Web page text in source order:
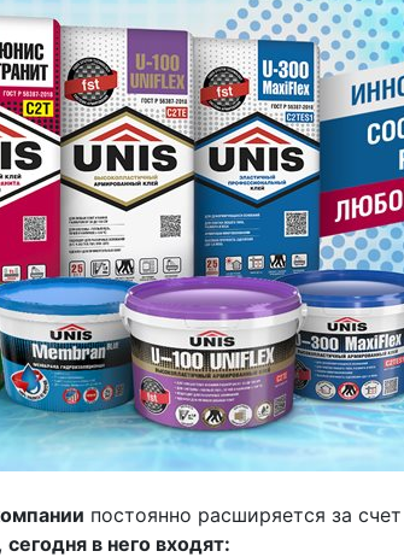
постоянно расширяется за
сегодня в него входят: